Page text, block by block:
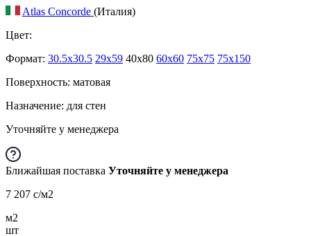
Atlas Concorde (Италия)
Цвет:
Формат: 30.5x30.5 29x59 40x80 60x60 75x75 75x150
Поверхность: матовая
Назначение: для стен
Уточняйте у менеджера
Ближайшая поставка Уточняйте у менеджера
7 207 c/м2
м2
шт